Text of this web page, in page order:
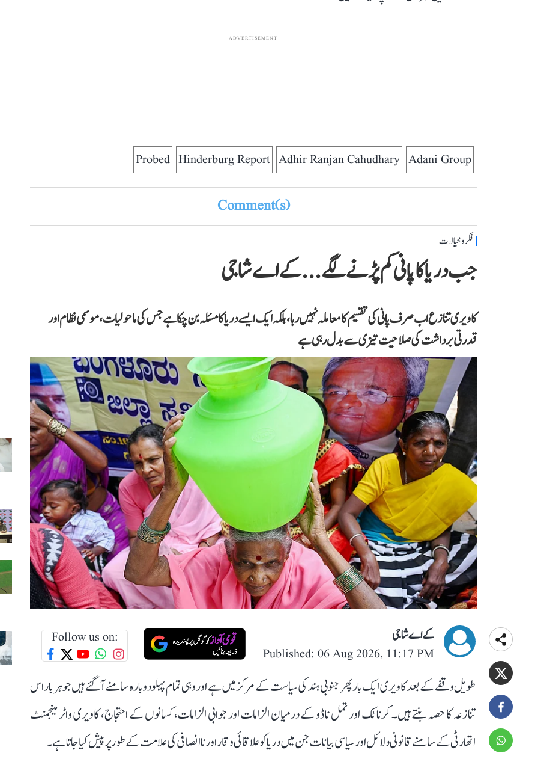
ADVERTISEMENT
Adani Group
Adhir Ranjan Cahudhary
Hinderburg Report
Probed
Comment(s)
فکر و خیالات
جب دریا کا پانی کم پڑنے لگے...کے اے شاجی
کاویری تنازع اب صرف پانی کی تقسیم کا معاملہ نہیں رہا، بلکہ ایک ایسے دریا کا مسئلہ بن چکا ہے جس کی ماحولیات، موسمی نظام اور
قدرتی برداشت کی صلاحیت تیزی سے بدل رہی ہے
کے اے شاجی
Published: 06 Aug 2026, 11:17 PM
Follow us on:
طویل وقفے کے بعد کاویری ایک بار پھر جنوبی ہند کی سیاست کے مرکز میں ہے اور وہی تمام پہلو دوبارہ سامنے آ گئے ہیں جو ہر بار اس
تنازعہ کا حصہ بنتے ہیں۔ کرناٹک اور تمل ناڈو کے درمیان الزامات اور جوابی الزامات، کسانوں کے احتجاج، کاویری واٹر مینجمنٹ
اتھارٹی کے سامنے قانونی دلائل اور سیاسی بیانات جن میں دریا کو علاقائی وقار اور ناانصافی کی علامت کے طور پر پیش کیا جاتا ہے۔